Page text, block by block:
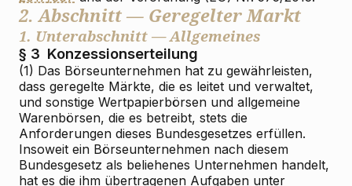
2. Abschnitt — Geregelter Markt
1. Unterabschnitt — Allgemeines
§ 3 Konzessionserteilung
(1) Das Börseunternehmen hat zu gewährleisten,
dass geregelte Märkte, die es leitet und verwaltet,
und sonstige Wertpapierbörsen und allgemeine
Warenbörsen, die es betreibt, stets die
Anforderungen dieses Bundesgesetzes erfüllen.
Insoweit ein Börseunternehmen nach diesem
Bundesgesetz als beliehenes Unternehmen handelt,
hat es die ihm übertragenen Aufgaben unter